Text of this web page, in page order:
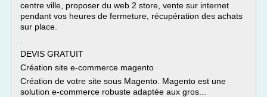
centre ville, proposer du web 2 store, vente sur internet
pendant vos heures de fermeture, récupération des achats
sur place.
DEVIS GRATUIT
Création site e-commerce magento
Création de votre site sous Magento. Magento est une
solution e-commerce robuste adaptée aux gros...